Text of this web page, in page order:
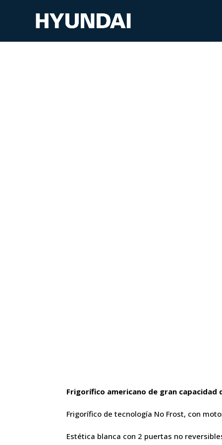
Frigorífico americano de gran capacidad
Frigorífico de tecnología No Frost, con
Estética blanca con 2 puertas no